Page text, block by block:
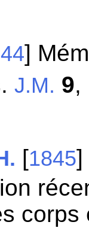
]
J.M. 9,
[1845]